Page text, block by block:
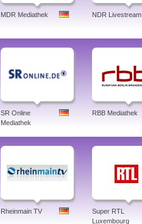
MDR Mediathek NDR Livestream
SR Online
Mediathek
RBB Mediathek
Rheinmain TV
Super RTL
Luxembourg